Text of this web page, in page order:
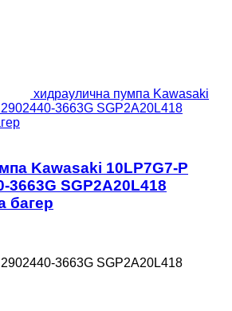
хидраулична пумпа Kawasaki
3663G SGP2A20L418
Kawasaki 10LP7G7-P
3663G SGP2A20L418
багер
3663G SGP2A20L418